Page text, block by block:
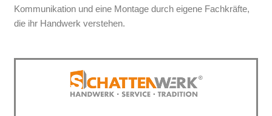
Kommunikation und eine Montage durch eigene Fachkräfte,
die ihr Handwerk verstehen.